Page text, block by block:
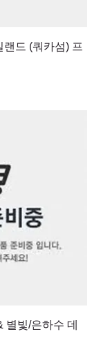
랜드 (쿼카섬) 프
별빛/은하수 데